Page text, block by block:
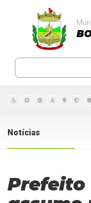
Notícias
Prefeito